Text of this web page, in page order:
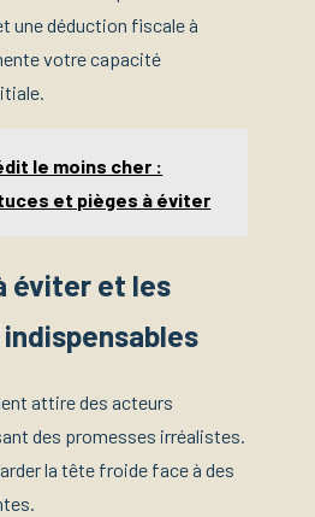
une déduction fiscale à
votre capacité
le moins cher :
et pièges à éviter
éviter et les
attire des acteurs
des promesses irréalistes.
la tête froide face à des